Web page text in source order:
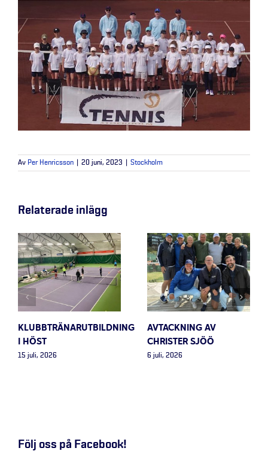
Av Per Henricsson 20 juni, 2023 Stockholm
Relaterade inlägg
KLUBBTRÄNARUTBILDNING
I HÖST
15 juli, 2026
AVTACKNING AV
CHRISTER SJÖÖ
6 juli, 2026
Följ oss på Facebook!